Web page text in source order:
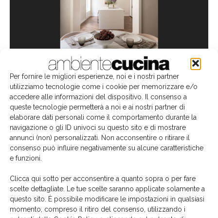
Per fornire le migliori esperienze, noi e i nostri partner
utilizziamo tecnologie come i cookie per memorizzare e/o
accedere alle informazioni del dispositivo. Il consenso a
queste tecnologie permetterà a noi e ai nostri partner di
elaborare dati personali come il comportamento durante la
navigazione o gli ID univoci su questo sito e di mostrare
annunci (non) personalizzati. Non acconsentire o ritirare il
consenso può influire negativamente su alcune caratteristiche
e funzioni.
Clicca qui sotto per acconsentire a quanto sopra o per fare
scelte dettagliate. Le tue scelte saranno applicate solamente a
questo sito. È possibile modificare le impostazioni in qualsiasi
momento, compreso il ritiro del consenso, utilizzando i
L'ampio passaggio collega l'area pranzo allacucina
risplende di bianco, esaltata dallerifiniture d'interior in
stile con l'epoca storica dell'edificio,a iniziare dal
parquet in rovere con posa Versailles.Bianco puro
anche per l'arredo, realizzato con un modello leggero
nell'impatto sull'ambientee nell'estetica. Si tratta di
Genius Loci
riciclabile pe eccellenza, riutilizzabile all'infinito.La
purezza formale dei volumi è arricchita da una
decisa
linea orizzontale color titanio che corrisponde a una